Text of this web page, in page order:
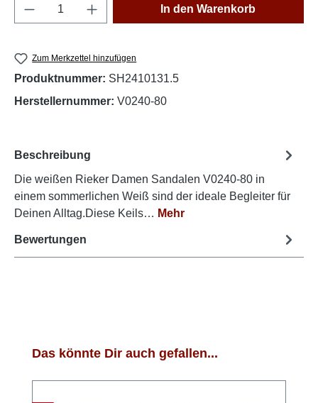
Produkt Anzahl: Gib den gewünschten
In den Warenkorb
Zum Merkzettel hinzufügen
Produktnummer: SH2410131.5
Herstellernummer: V0240-80
Beschreibung
Die weißen Rieker Damen Sandalen V0240-80 in
einem sommerlichen Weiß sind der ideale Begleiter für
Deinen Alltag.Diese Keils… Mehr
Bewertungen
Produktgalerie überspringen
Das könnte Dir auch gefallen...